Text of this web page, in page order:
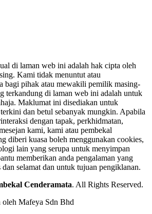
di laman web ini adalah hak cipta oleh
Kami tidak menuntut atau
bagi pihak atau mewakili pemilik masing-
terkandung di laman web ini adalah untuk
Maklumat ini disediakan untuk
dan betul sebanyak mungkin. Apabila
dengan tapak, perkhidmatan,
kami, kami atau pembekal
diberi kuasa boleh menggunakan cookies,
lain yang serupa untuk menyimpan
memberikan anda pengalaman yang
selamat dan untuk tujuan pengiklanan.
Cenderamata. All Rights Reserved.
Mafeya Sdn Bhd